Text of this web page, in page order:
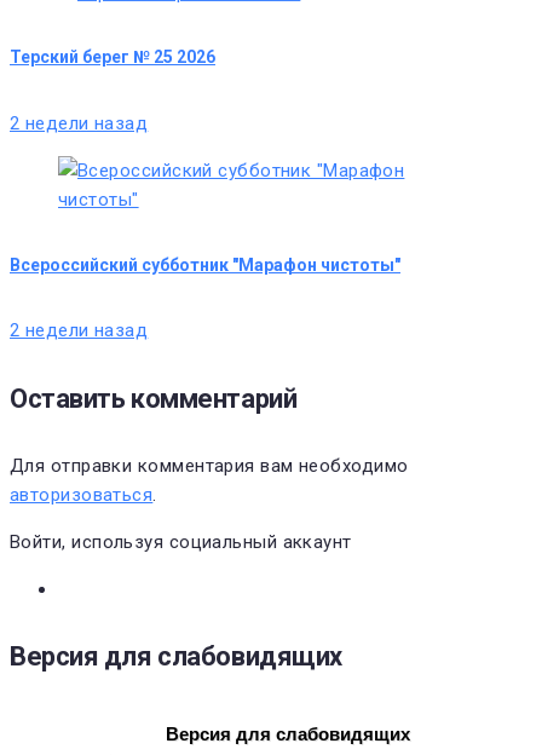
Терский берег № 25 2026
2 недели назад
Всероссийский субботник "Марафон чистоты"
2 недели назад
Оставить комментарий
Для отправки комментария вам необходимо
авторизоваться.
Войти, используя социальный аккаунт
Версия для слабовидящих
Версия для слабовидящих